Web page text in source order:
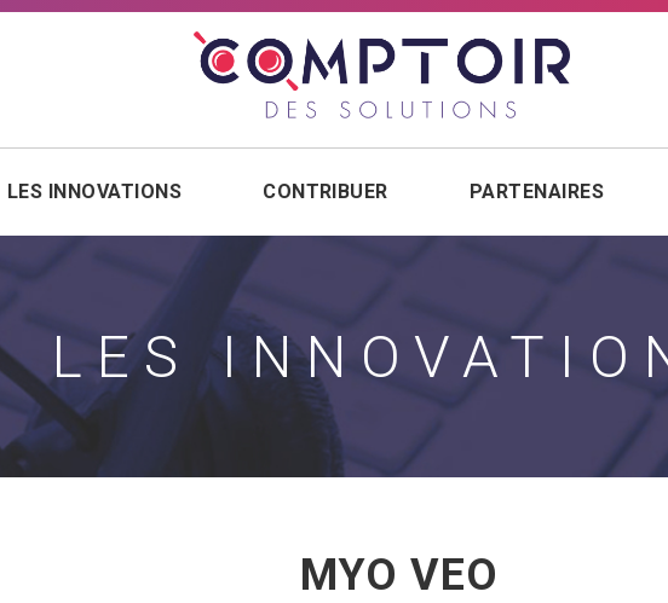
LES INNOVATIONS CONTRIBUER PARTENAIRES
LES
MYO VEO